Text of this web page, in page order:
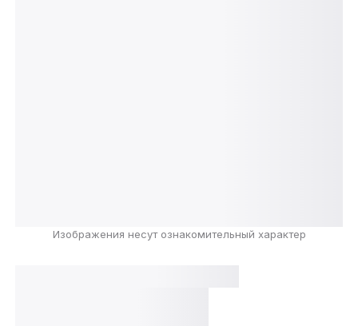
Изображения несут ознакомительный характер